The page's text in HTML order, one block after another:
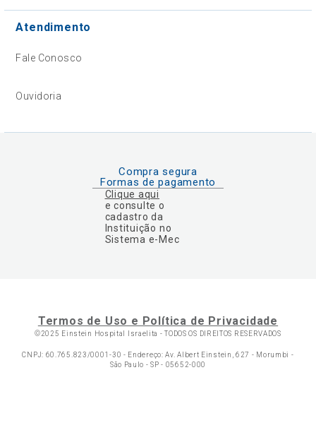
Atendimento
Fale Conosco
Ouvidoria
Compra segura
Formas de pagamento
Clique aqui
e consulte o
cadastro da
Instituição no
Sistema e-Mec
Termos de Uso e Política de Privacidade
©2025 Einstein Hospital Israelita -TODOS OS DIREITOS RESERVADOS
CNPJ: 60.765.823/0001-30 - Endereço: Av. Albert Einstein, 627 - Morumbi -
São Paulo - SP - 05652-000